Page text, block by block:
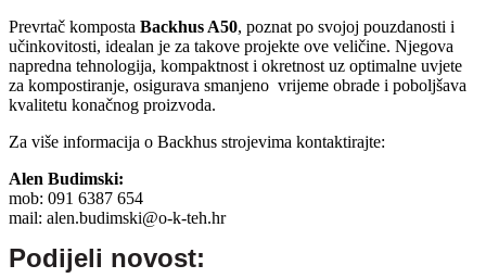
Prevrtač komposta Backhus A50, poznat po svojoj pouzdanosti i
učinkovitosti, idealan je za takove projekte ove veličine. Njegova
napredna tehnologija, kompaktnost i okretnost uz optimalne uvjete
za kompostiranje, osigurava smanjeno vrijeme obrade i poboljšava
kvalitetu konačnog proizvoda.
Za više informacija o Backhus strojevima kontaktirajte:
Alen Budimski:
mob: 091 6387 654
mail: alen.budimski@o-k-teh.hr
Podijeli novost: